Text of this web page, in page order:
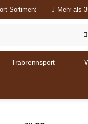
Sortiment Mehr als
Trabrennsport